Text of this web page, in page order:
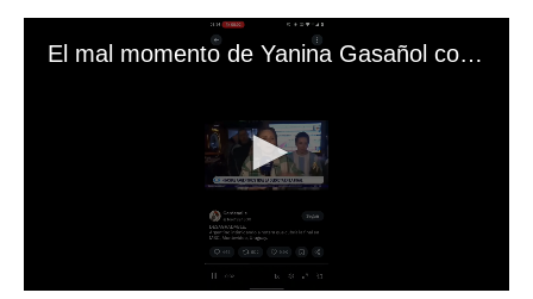
El mal momento de Yanina Gasañol con un hincha argentino en "Subrayado"